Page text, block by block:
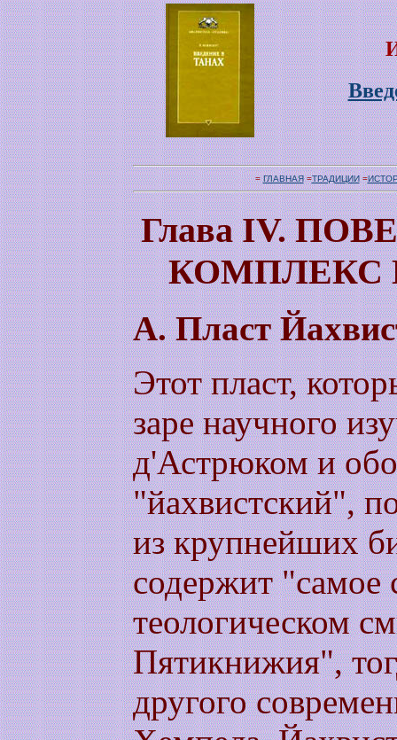
=ГЛАВНАЯ=ТРАДИЦИИ=
Глава IV.
КОМПЛЕКС
А. Пласт
Этот пласт,
заре научного
д'Астрюком и
"йахвистский",
из крупнейших
содержит "самое
теологическом
Пятикнижия",
другого